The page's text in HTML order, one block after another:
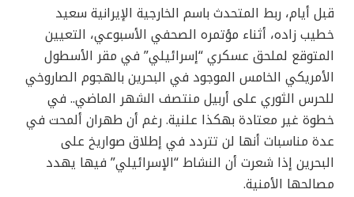
قبل أيام، ربط المتحدث باسم الخارجية الإيرانية سعيد
خطيب زاده، أثناء مؤتمره الصحفي الأسبوعي، التعيين
المتوقع لملحق عسكري “إسرائيلي” في مقر الأسطول
الأمريكي الخامس الموجود في البحرين بالهجوم الصاروخي
للحرس الثوري على أربيل منتصف الشهر الماضي.. في
خطوة غير معتادة بهكذا علنية. رغم أن طهران ألمحت في
عدة مناسبات أنها لن تتردد في إطلاق صواريخ على
البحرين إذا شعرت أن النشاط “الإسرائيلي” فيها يهدد
مصالحها الأمنية.